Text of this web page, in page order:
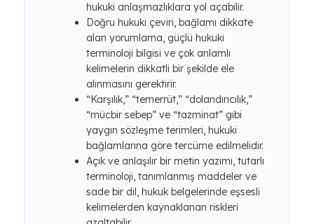
hukuki anlaşmazlıklara yol açabilir.
Doğru hukuki çeviri, bağlamı dikkate
alan yorumlama, güçlü hukuki
terminoloji bilgisi ve çok anlamlı
kelimelerin dikkatli bir şekilde ele
alınmasını gerektirir.
“Karşılık,” “temerrüt,” “dolandırıcılık,”
“mücbir sebep” ve “tazminat” gibi
yaygın sözleşme terimleri, hukuki
bağlamlarına göre tercüme edilmelidir.
Açık ve anlaşılır bir metin yazımı, tutarlı
terminoloji, tanımlanmış maddeler ve
sade bir dil, hukuk belgelerinde eşsesli
kelimelerden kaynaklanan riskleri